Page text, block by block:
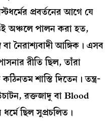
প্রবর্তনের আগে যে
অঞ্চলে পালন করা হত,
বা নৈরাশ্যবাদী আঙ্গিক। এসব
রীতি ছিল, তাঁরা
শাস্তি দিতেন। তন্ত্র-
রক্তজাদু বা Blood
ছিল সুপ্রচলিত।